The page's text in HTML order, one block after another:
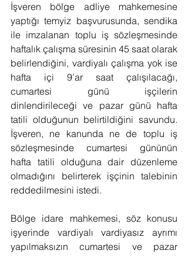
İşveren bölge adliye mahkemesine
yaptığı temyiz başvurusunda, sendika
ile imzalanan toplu iş sözleşmesinde
haftalık çalışma süresinin 45 saat olarak
belirlendiğini, vardiyalı çalışma yok ise
hafta içi 9’ar saat çalışılacağı,
cumartesi günü işçilerin
dinlendirileceği ve pazar günü hafta
tatili olduğunun belirtildiğini savundu.
İşveren, ne kanunda ne de toplu iş
sözleşmesinde cumartesi gününün
hafta tatili olduğuna dair düzenleme
olmadığını belirterek işçinin talebinin
reddedilmesini istedi.
Bölge idare mahkemesi, söz konusu
işyerinde vardiyalı vardiyasız ayrımı
yapılmaksızın cumartesi ve pazar